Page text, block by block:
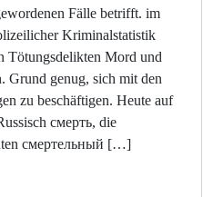
t
r
a
f
r
Fälle betrifft. im
Kriminalstatistik
Tötungsdelikten Mord und
Grund genug, sich mit den
zu beschäftigen. Heute auf
смерть, die
смертельный […]